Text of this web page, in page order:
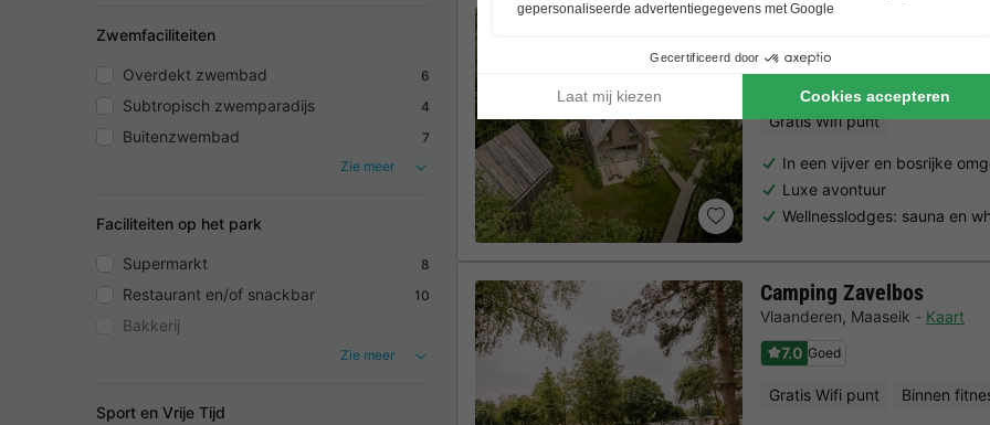
Zwemfaciliteiten
Overdekt zwembad 6
Subtropisch zwemparadijs 4
Buitenzwembad
7
Zie meer
Faciliteiten op het park
Supermarkt 8
Restaurant en/of snackbar 10
Bakkerij
Zie meer
Sport en Vrije Tijd
Woodz Lodges
8.3 Zeer goed
Gratis Wifi punt
In een vijver en bosrijke
Luxe avontuur
Wellnesslodges: sauna en
Camping Zavelbos
Vlaanderen, Maaseik
Kaart
7.0 Goed
Gratis Wifi punt Binnen